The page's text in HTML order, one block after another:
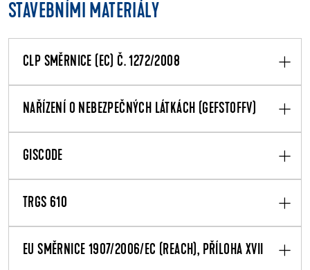
STAVEBNÍMI MATERIÁLY
CLP SMĚRNICE (EC) Č. 1272/2008
NAŘÍZENÍ O NEBEZPEČNÝCH LÁTKÁCH (GEFSTOFFV)
GISCODE
TRGS 610
EU SMĚRNICE 1907/2006/EC (REACH), PŘÍLOHA XVII